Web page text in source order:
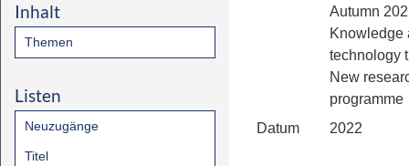
Inhalt
Themen
Listen
Neuzugänge
Titel
Autumn
Knowledge
technology
New
programme
Datum
2022